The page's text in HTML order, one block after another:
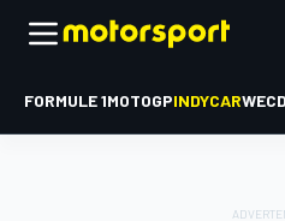
FORMULE 1MOTOGPINDYCARWEC